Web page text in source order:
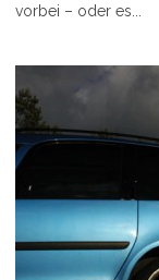
vorbei – oder es...